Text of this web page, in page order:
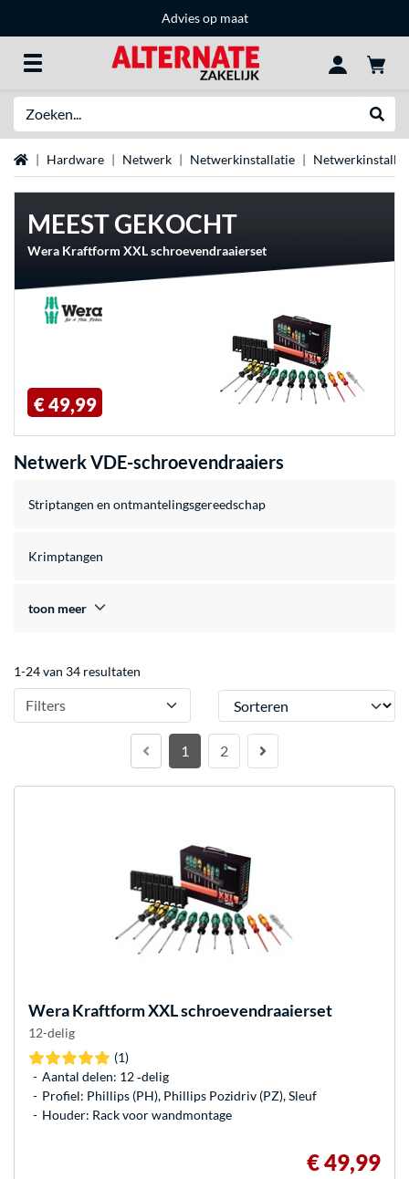
Advies op maat
Home Hardware Netwerk Netwerkinstallatie
MEEST GEKOCHT
Wera Kraftform XXL schroevendraaierset
€ 49,99
Netwerk VDE-schroevendraaiers
Striptangen en ontmantelingsgereedschap
Krimptangen
toon meer
1-24 van 34 resultaten
Filters Sorteren
1 2
WeraKraftform XXL schroevendraaierset
12-delig
(1)
Aantal delen: 12 ‐delig
Profiel: Phillips (PH), Phillips Pozidriv (PZ), Sleuf
Houder: Rack voor wandmontage
€ 49,99